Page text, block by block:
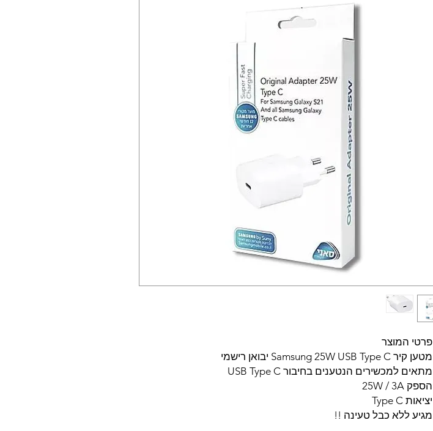
פרטי המוצר
מטען קיר Samsung 25W USB Type C יבואן רישמי
מתאים למכשירים הנטענים בחיבור USB Type C
הספק 25W / 3A
יציאות Type C
מגיע ללא כבל טעינה !!